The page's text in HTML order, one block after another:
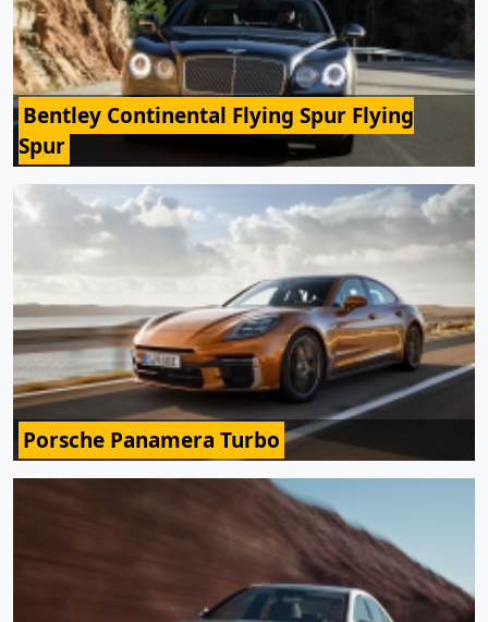
Bentley Continental Flying Spur Flying
Spur
Porsche Panamera Turbo